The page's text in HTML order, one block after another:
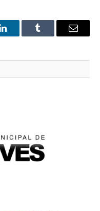
LinkedInTumblr
E-